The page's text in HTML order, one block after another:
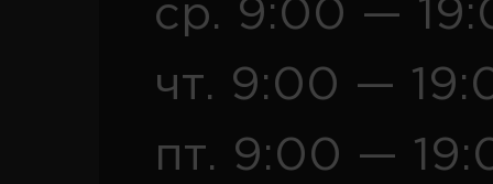
ср. 9:00 —
чт. 9:00 —
пт. 9:00 —